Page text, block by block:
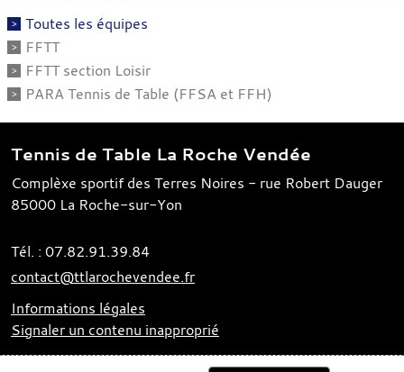
Toutes les équipes
FFTT
FFTT section Loisir
PARA Tennis de Table (FFSA et FFH)
Tennis de Table La Roche Vendée
Complèxe sportif des Terres Noires - rue Robert Dauger
85000 La Roche-sur-Yon
Tél. : 07.82.91.39.84
contact@ttlarochevendee.fr
Informations légales
Signaler un contenu inapproprié